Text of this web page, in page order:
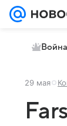
29 мая